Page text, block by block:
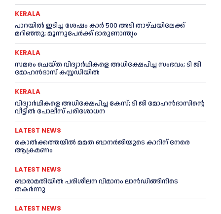
KERALA
പാറയിൽ ഇടിച്ച ശേഷം കാർ 500 അടി താഴ്ചയിലേക്ക്
മറിഞ്ഞു; മൂന്നുപേർക്ക് ദാരുണാന്ത്യം
KERALA
സമരം ചെയ്ത വിദ്യാര്‍ഥികളെ അധിക്ഷേപിച്ച സംഭവം; ടി ജി
മോഹന്‍ദാസ് കസ്റ്റഡിയിൽ
KERALA
വിദ്യാര്‍ഥികളെ അധിക്ഷേപിച്ച കേസ്; ടി ജി മോഹന്‍ദാസിന്റെ
വീട്ടില്‍ പോലീസ് പരിശോധന
LATEST NEWS
കൊല്‍ക്കത്തയില്‍ മമത ബാനര്‍ജിയുടെ കാറിന് നേരെ
ആക്രമണം
LATEST NEWS
ബാരാമതിയില്‍ പരിശീലന വിമാനം ലാന്‍ഡിങ്ങിനിടെ
തകര്‍ന്നു
LATEST NEWS